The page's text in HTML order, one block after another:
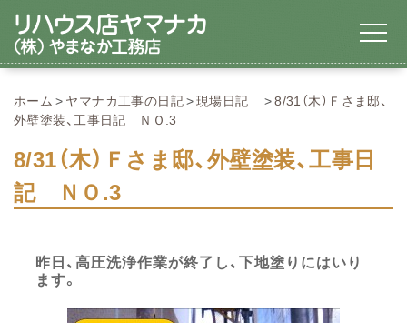
ホーム ヤマナカ工事の日記 現場日記
8/31（木）Ｆさま邸、
外壁塗装、工事日記 ＮＯ.3
8/31（木）Ｆさま邸、外壁塗装、工事日
記 ＮＯ.3
昨日、高圧洗浄作業が終了し、下地塗りにはいり
ます。